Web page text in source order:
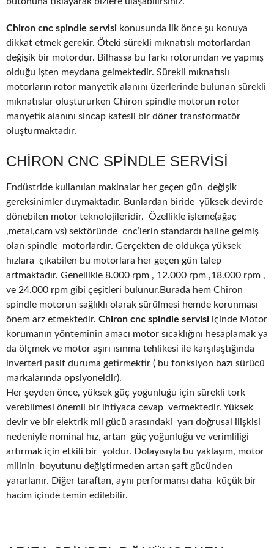
Chiron cnc spindle servisi konusunda ilk önce şu konuya
dikkat etmek gerekir. Öteki sürekli mıknatıslı motorlardan
değişik bir motordur. Bilhassa bu farkı rotorundan ve yapmış
olduğu işten meydana gelmektedir. Sürekli mıknatıslı
motorların rotor manyetik alanını üzerlerinde bulunan sürekli
mıknatıslar oluştururken Chiron spindle motorun rotor
manyetik alanını sincap kafesli bir döner transformatör
oluşturmaktadır.
CHIRON CNC SPINDLE SERVISI
Endüstride kullanılan makinalar her geçen gün değişik
gereksinimler duymaktadır. Bunlardan biride yüksek devirde
dönebilen motor teknolojileridir. Özellikle işleme(ağaç
,metal,cam vs) sektöründe cnc’lerin standardı haline gelmiş
olan spindle motorlardır. Gerçekten de oldukça yüksek
hızlara çıkabilen bu motorlara her geçen gün talep
artmaktadır. Genellikle 8.000 rpm , 12.000 rpm ,18.000 rpm ,
ve 24.000 rpm gibi çeşitleri bulunur.Burada hem Chiron
spindle motorun sağlıklı olarak sürülmesi hemde korunması
önem arz etmektedir. Chiron cnc spindle servisi içinde Motor
korumanın yönteminin amacı motor sıcaklığını hesaplamak ya
da ölçmek ve motor aşırı ısınma tehlikesi ile karşılaştığında
inverteri pasif duruma getirmektir ( bu fonksiyon bazı sürücü
markalarında opsiyoneldir).
Her şeyden önce, yüksek güç yoğunluğu için sürekli tork
verebilmesi önemli bir ihtiyaca cevap vermektedir. Yüksek
devir ve bir elektrik mil gücü arasındaki yarı doğrusal ilişkisi
nedeniyle nominal hız, artan güç yoğunluğu ve verimliliği
artırmak için etkili bir yoldur. Dolayısıyla bu yaklaşım, motor
milinin boyutunu değiştirmeden artan şaft gücünden
yararlanır. Diğer taraftan, aynı performansı daha küçük bir
hacim içinde temin edilebilir.